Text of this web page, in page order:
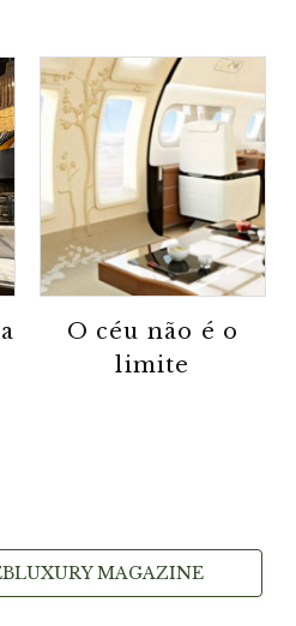
O céu não é o
limite
MAGAZINE